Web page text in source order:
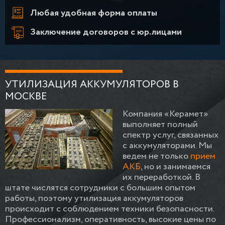
Любая удобная форма оплаты
Заключение договоров с юр.лицами
УТИЛИЗАЦИЯ АККУМУЛЯТОРОВ В
МОСКВЕ
Компания «Керамет»
выполняет полный
спектр услуг, связанных
с аккумуляторами. Мы
ведем не толькоприем
АКБ, но и занимаемся
их переработкой. В
штате числятся сотрудники с большим опытом
работы, поэтому утилизация аккумуляторов
происходит с соблюдением техники безопасности.
Профессионализм, оперативность, высокие цены по